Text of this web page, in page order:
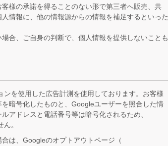
様の承諾を得ることのない形で第三者へ販売、共
情報に、他の情報源からの情報を補足するといった
合、ご自身の判断で、個人情報を提供しないことも
を使用した広告計測を使用しております。お客様
暗号化したものと、Googleユーザーを照合した情
アドレスと電話番号等は暗号化されるため、
。
は、Googleのオプトアウトページ（